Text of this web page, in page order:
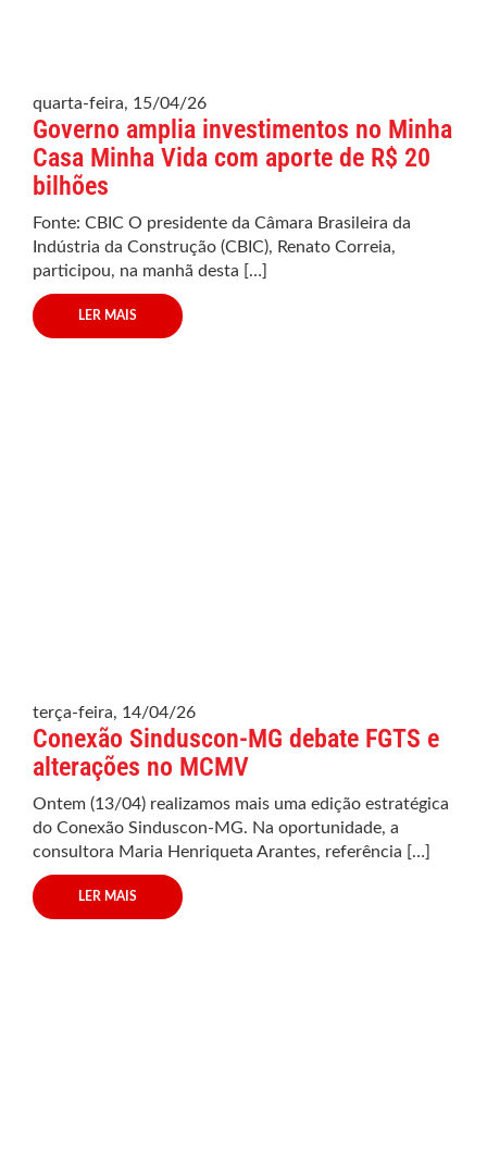
quarta-feira, 15/04/26
Governo amplia investimentos no Minha
Casa Minha Vida com aporte de R$ 20
bilhões
Fonte: CBIC O presidente da Câmara Brasileira da
Indústria da Construção (CBIC), Renato Correia,
participou, na manhã desta […]
LER MAIS
terça-feira, 14/04/26
Conexão Sinduscon-MG debate FGTS e
alterações no MCMV
Ontem (13/04) realizamos mais uma edição estratégica
do Conexão Sinduscon-MG. Na oportunidade, a
consultora Maria Henriqueta Arantes, referência […]
LER MAIS